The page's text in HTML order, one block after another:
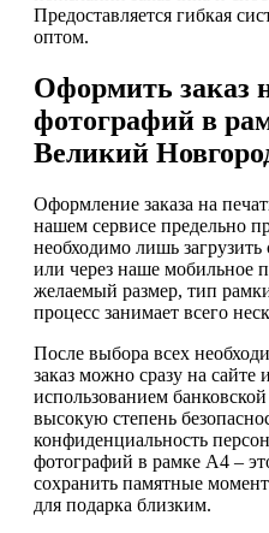
Предоставляется гибкая
оптом.
Оформить заказ
фотографий в
Великий
Оформление заказа на
нашем сервисе предельно
необходимо лишь
или через наше мобильное
желаемый размер, тип
процесс занимает всего
После выбора всех
заказ можно сразу на
использованием
высокую степень
конфиденциальность
фотографий в рамке А4 –
сохранить памятные
для подарка близким.